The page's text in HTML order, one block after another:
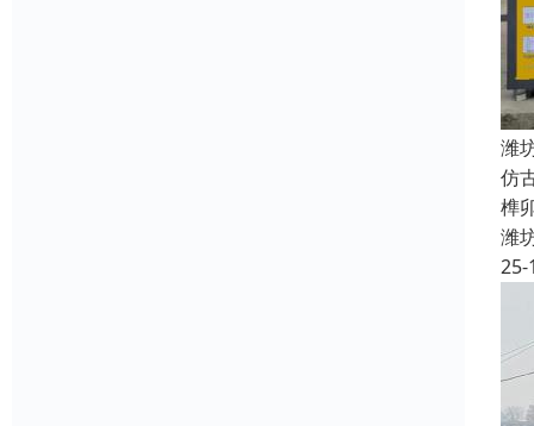
潍
仿
榫
潍
25-